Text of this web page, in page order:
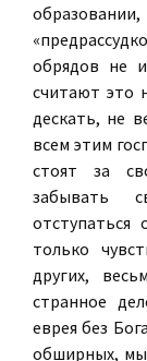
обрядов не
считают это
дескать, не
всем этим
стоят за
забывать
только
других,
странное
еврея без
обширных, мы